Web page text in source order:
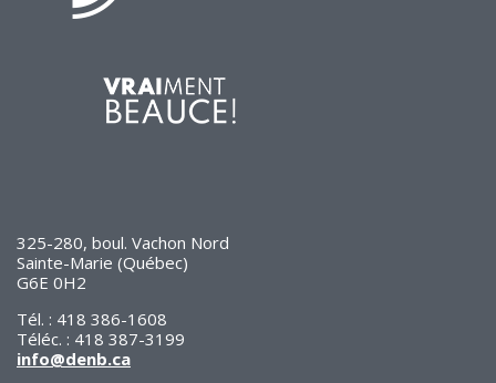
325-280, boul. Vachon Nord
Sainte-Marie (Québec)
G6E 0H2
Tél. : 418 386-1608
Téléc. : 418 387-3199
info@denb.ca